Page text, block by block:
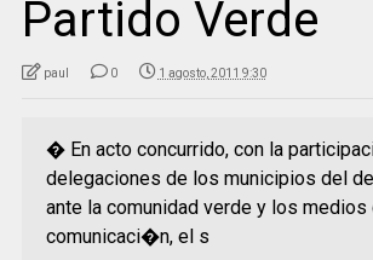
Partido Verde
paul 0 1 agosto, 2011 9:30
� En acto concurrido, con la
delegaciones de los municipios del
ante la comunidad verde y los medios
comunicaci�n, el s